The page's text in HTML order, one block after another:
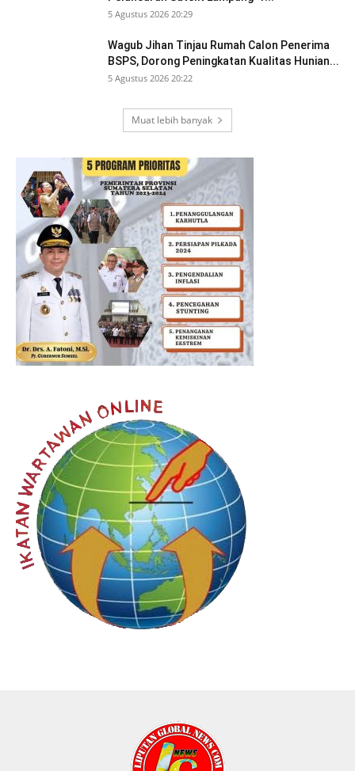
5 Agustus 2026 20:29
Wagub Jihan Tinjau Rumah Calon Penerima
BSPS, Dorong Peningkatan Kualitas Hunian...
5 Agustus 2026 20:22
Muat lebih banyak